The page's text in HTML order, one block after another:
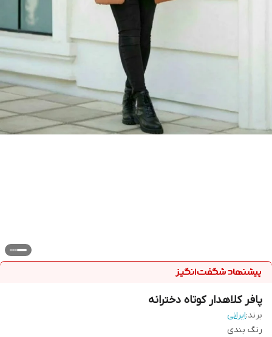
پافر کلاهدار کوتاه دخترانه
برند:ایرانی
رنگ بندی